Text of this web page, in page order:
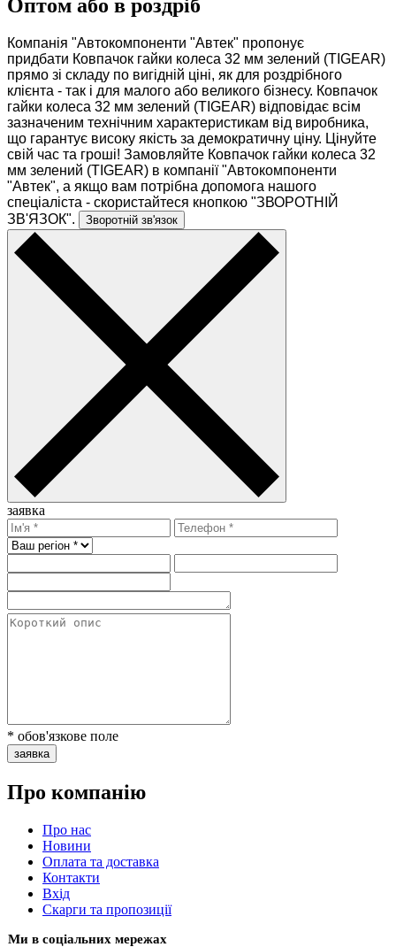
0
Оптом або в роздріб
Компанія "Автокомпоненти "Автек" пропонує
придбати Ковпачок гайки колеса 32 мм зелений (TIGEAR)
прямо зі складу по вигідній ціні, як для роздрібного
клієнта - так і для малого або великого бізнесу. Ковпачок
гайки колеса 32 мм зелений (TIGEAR) відповідає всім
зазначеним технічним характеристикам від виробника,
що гарантує високу якість за демократичну ціну. Цінуйте
свій час та гроші! Замовляйте Ковпачок гайки колеса 32
мм зелений (TIGEAR) в компанії "Автокомпоненти
"Автек", а якщо вам потрібна допомога нашого
спеціаліста - скористайтеся кнопкою "ЗВОРОТНІЙ
ЗВ'ЯЗОК".
Зворотній зв'язок
заявка
* обов'язкове поле
заявка
Про компанію
Про нас
Новини
Оплата та доставка
Контакти
Вхiд
Скарги та пропозиції
Ми в соціальних мережах